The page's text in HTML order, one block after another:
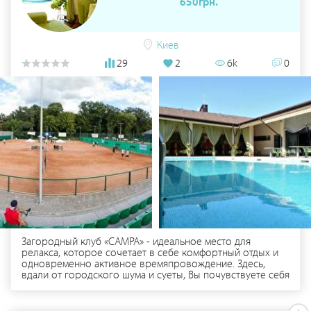
персоналу не залишить Вас байдужими і Ви неодмінні
забажаєте повернутися до Нас. І головне - це за доступну
ціну: весілля – від 600 грн.ос., інші святкування
(урочистості) – за домовленістю. До 3 години ночі плата
за оренду відсутня. Також Ми подбали і про засоби
Вашого пересування, що дасть можливість Вам і Вашим
гостям розважатись до ранку, адже Наша парковка
розрахована на 25 машин. Ми бажаємо Вам незабутніх
вражень!
Киев
29
2 6k 0
Загородный клуб «CAMPA» - идеальное место для
релакса, которое сочетает в себе комфортный отдых и
одновременно активное времяпровождение. Здесь,
вдали от городского шума и суеты, Вы почувствуете себя